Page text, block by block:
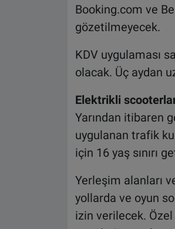
Booking.com ve
gözetilmeyecek.
KDV uygulaması
olacak. Üç aydan
Elektrikli
Yarından itibaren
uygulanan trafik
için 16 yaş sınırı
Yerleşim alanları
yollarda ve oyun
izin verilecek.